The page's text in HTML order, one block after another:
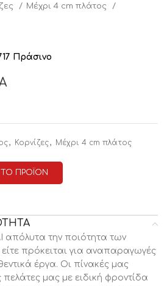
Μέχρι 4 cm πλάτος
Πράσινο
, Κορνίζες, Μέχρι 4 cm πλάτος
ΠΡΟΪΟΝ
απόλυτα την ποιότητα των
πρόκειται για αναπαραγωγές
έργα. Οι πίνακές μας
μας με ειδική φροντίδα